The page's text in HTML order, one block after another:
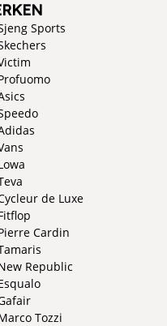
Sports
de Luxe
Cardin
Republic
Tozzi